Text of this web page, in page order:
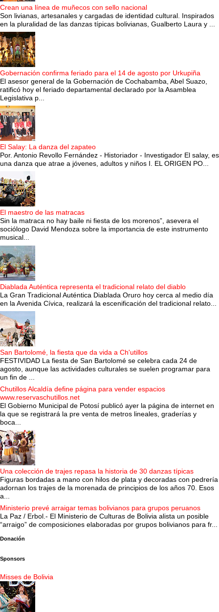
Crean una línea de muñecos con sello nacional
Son livianas, artesanales y cargadas de identidad cultural. Inspirados
en la pluralidad de las danzas típicas bolivianas, Gualberto Laura y ...
Gobernación confirma feriado para el 14 de agosto por Urkupiña
El asesor general de la Gobernación de Cochabamba, Abel Suazo,
ratificó hoy el feriado departamental declarado por la Asamblea
Legislativa p...
El Salay: La danza del zapateo
Por. Antonio Revollo Fernández - Historiador - Investigador El salay, es
una danza que atrae a jóvenes, adultos y niños I. EL ORIGEN PO...
El maestro de las matracas
Sin la matraca no hay baile ni fiesta de los morenos”, asevera el
sociólogo David Mendoza sobre la importancia de este instrumento
musical...
Diablada Auténtica representa el tradicional relato del diablo
La Gran Tradicional Auténtica Diablada Oruro hoy cerca al medio día
en la Avenida Cívica, realizará la escenificación del tradicional relato...
San Bartolomé, la fiesta que da vida a Ch'utillos
FESTIVIDAD La fiesta de San Bartolomé se celebra cada 24 de
agosto, aunque las actividades culturales se suelen programar para
un fin de ...
Chutillos Alcaldía define página para vender espacios
www.reservaschutillos.net
El Gobierno Municipal de Potosí publicó ayer la página de internet en
la que se registrará la pre venta de metros lineales, graderías y
boca...
Una colección de trajes repasa la historia de 30 danzas típicas
Figuras bordadas a mano con hilos de plata y decoradas con pedrería
adornan los trajes de la morenada de principios de los años 70. Esos
a...
Ministerio prevé arraigar temas bolivianos para grupos peruanos
La Paz / Erbol.- El Ministerio de Culturas de Bolivia alista un posible
“arraigo” de composiciones elaboradas por grupos bolivianos para fr...
Donación
Sponsors
Misses de Bolivia